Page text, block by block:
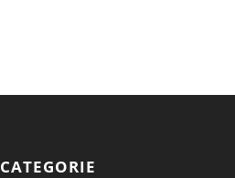
CATEGORIE